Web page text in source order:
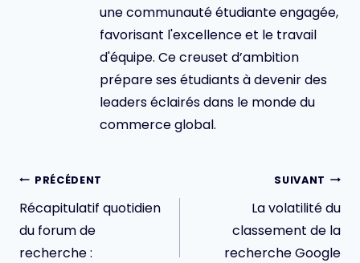
une communauté étudiante engagée,
favorisant l'excellence et le travail
d'équipe. Ce creuset d’ambition
prépare ses étudiants à devenir des
leaders éclairés dans le monde du
commerce global.
Navigation
de
l’article
PRÉCÉDENT
Récapitulatif quotidien
du forum de
recherche :
SUIVANT
La volatilité du
classement de la
recherche Google